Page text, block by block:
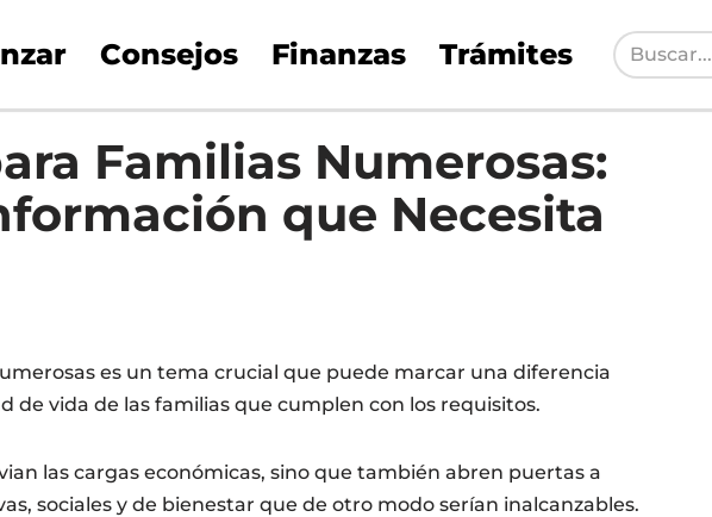
Consejos Finanzas Trámites
Familias Numerosas:
que Necesita
es un tema crucial que puede marcar una diferencia
de vida de las familias que cumplen con los requisitos.
las cargas económicas, sino que también abren puertas a
sociales y de bienestar que de otro modo serían inalcanzables.